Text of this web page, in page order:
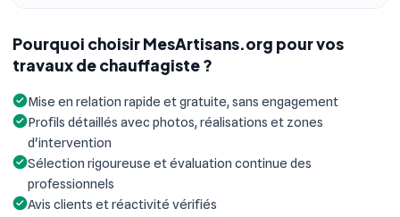
Pourquoi choisir MesArtisans.org pour vos
travaux de chauffagiste ?
Mise en relation rapide et gratuite, sans engagement
Profils détaillés avec photos, réalisations et zones
d'intervention
Sélection rigoureuse et évaluation continue des
professionnels
Avis clients et réactivité vérifiés